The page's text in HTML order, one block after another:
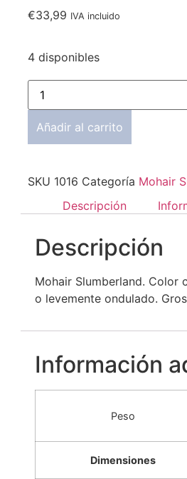
€33,99 IVA incluido
4 disponibles
Añadir al carrito
SKU 1016 Categoría Mohair
Descripción
Descripción
Mohair Slumberland. Color
o levemente ondulado.
Información
Peso
Dimensiones